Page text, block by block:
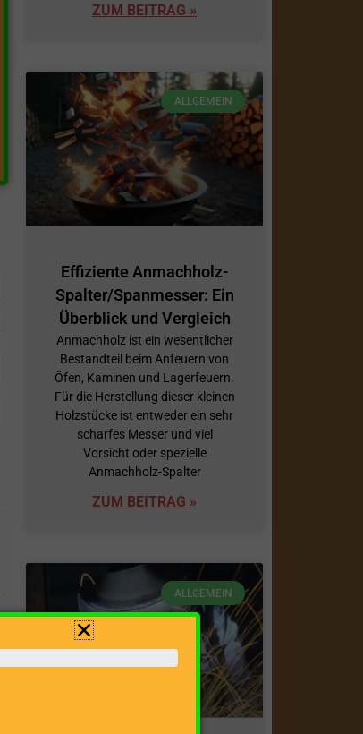
ZUM BEITRAG »
ALLGEMEIN
Effiziente Anmachholz-
Spalter/Spanmesser: Ein
Überblick und Vergleich
Anmachholz ist ein wesentlicher
Bestandteil beim Anfeuern von
Öfen, Kaminen und Lagerfeuern.
Für die Herstellung dieser kleinen
Holzstücke ist entweder ein sehr
scharfes Messer und viel
Vorsicht oder spezielle
Anmachholz-Spalter
ZUM BEITRAG »
ALLGEMEIN